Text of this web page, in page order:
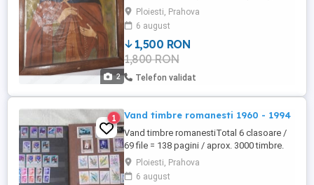
2
adusa din Moldova, piesă veche ,păstrată
foarte bine, preț 1500lei,predare Ploiești
Ploiesti, Prahova
6 august
1,500 RON
1,800 RON
Telefon validat
1 Vand timbre romanesti 1960 - 1994
Vand timbre romanestiTotal 6 clasoare /
69 file = 138 pagini / aprox. 3000 timbre.
Relatii la tel.
Ploiesti, Prahova
6 august